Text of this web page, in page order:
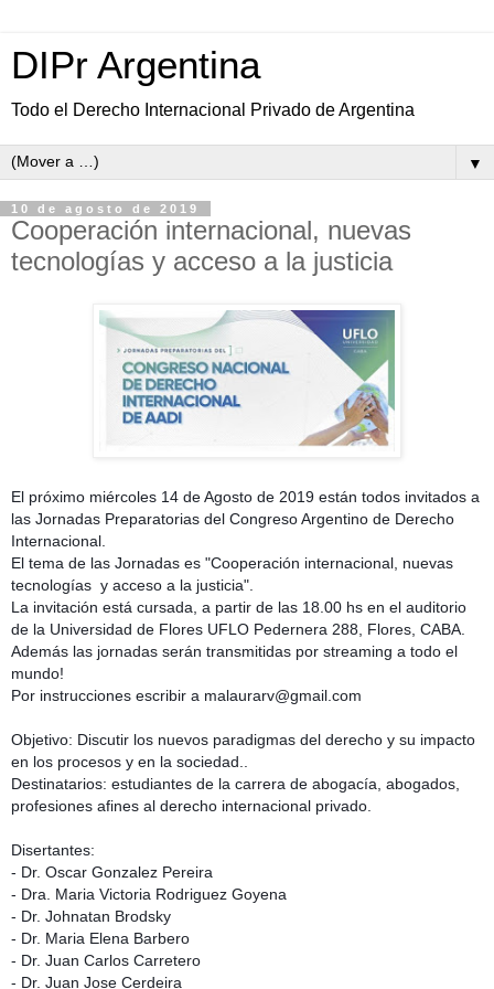
DIPr Argentina
Todo el Derecho Internacional Privado de Argentina
▼
10 de agosto de 2019
Cooperación internacional, nuevas
tecnologías y acceso a la justicia
El próximo miércoles 14 de Agosto de 2019 están todos invitados a
las Jornadas Preparatorias del Congreso Argentino de Derecho
Internacional.
El tema de las Jornadas es "Cooperación
tecnologías
  y acceso a la justicia".
La invitación está cursada, a partir de las 18.00 hs en el auditorio
de la Universidad de Flores UFLO Pedernera 288, Flores, CABA.
Además las jornadas serán transmitidas por streaming a todo el
mundo!
Por instrucciones escribir a malaurarv@gmail.com
Objetivo: Discutir los nuevos paradigmas del derecho y su impacto
en los procesos y en la sociedad..
Destinatarios: estudiantes de la carrera de abogacía, abogados,
profesiones afines al derecho internacional privado.
Disertantes:
- Dr. Oscar Gonzalez Pereira
- Dra. Maria Victoria Rodriguez Goyena
- Dr. Johnatan Brodsky
- Dr. Maria Elena Barbero
- Dr. Juan Carlos Carretero
- Dr. Juan Jose Cerdeira